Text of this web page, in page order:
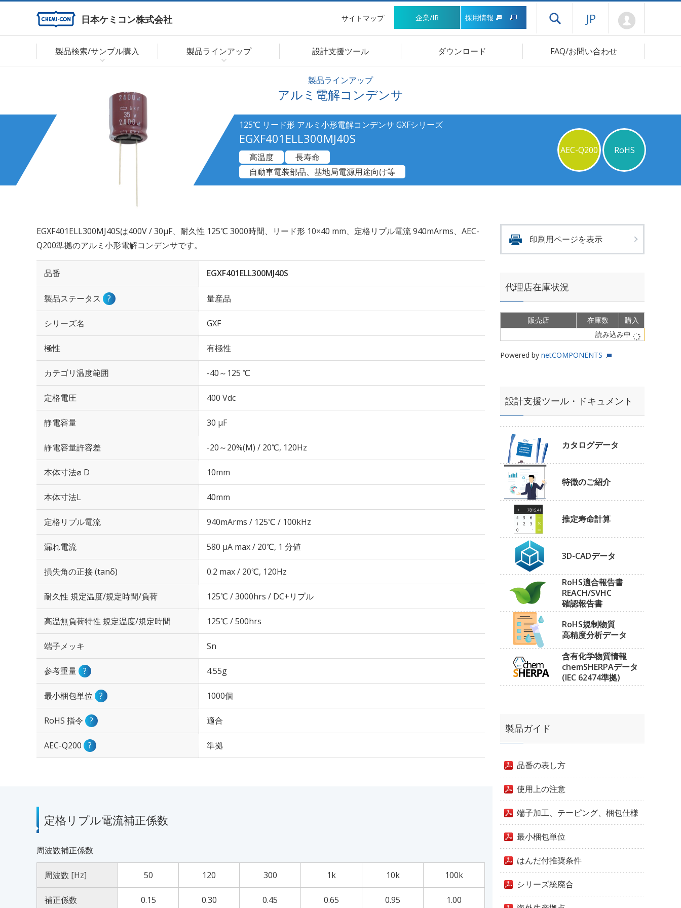
日本ケミコン株式会社 サイトマップ 企業/IR 採用情報 ドロワーメニューを開く
JP
製品検索/サンプル購入 製品ラインアップ 設計支援ツール ダウンロード FAQ/お問い合わせ
製品ラインアップ
アルミ電解コンデンサ
125℃ リード形 アルミ小形電解コンデンサ GXFシリーズ
EGXF401ELL300MJ40S
AEC-Q200 RoHS
高温度
長寿命
自動車電装部品、基地局電源用途向け等
EGXF401ELL300MJ40Sは400V / 30µF、耐久性 125℃ 3000時間、リード形 10×40 mm、定格リプル電流 940mArms、AEC-
Q200準拠のアルミ小形電解コンデンサです。
品番 EGXF401ELL300MJ40S
製品ステータス ? 量産品
シリーズ名 GXF
極性 有極性
カテゴリ温度範囲 -40～125 ℃
定格電圧 400 Vdc
静電容量 30 µF
静電容量許容差 -20～20%(M) / 20℃, 120Hz
本体寸法⌀ D 10mm
本体寸法L 40mm
定格リプル電流 940mArms / 125℃ / 100kHz
漏れ電流 580 μA max / 20℃, 1 分値
損失角の正接 (tanδ) 0.2 max / 20℃, 120Hz
耐久性 規定温度/規定時間/負荷 125℃ / 3000hrs / DC+リプル
高温無負荷特性 規定温度/規定時間 125℃ / 500hrs
端子メッキ Sn
参考重量 ? 4.55g
最小梱包単位 ? 1000個
RoHS 指令 ? 適合
AEC-Q200 ? 準拠
定格リプル電流補正係数
周波数補正係数
周波数 [Hz] 50 120 300 1k 10k 100k
補正係数 0.15 0.30 0.45 0.65 0.95 1.00
印刷用ページを表示
代理店在庫状況
販売店 在庫数
購入
読み込み中
Powered by netCOMPONENTS
設計支援ツール・ドキュメント
カタログデータ
特徴のご紹介
推定寿命計算
3D-CADデータ
RoHS適合報告書
REACH/SVHC
確認報告書
RoHS規制物質
高精度分析データ
含有化学物質情報
chemSHERPAデータ
(IEC 62474準拠)
製品ガイド
品番の表し方
使用上の注意
端子加工、テーピング、梱包仕様
最小梱包単位
はんだ付推奨条件
シリーズ統廃合